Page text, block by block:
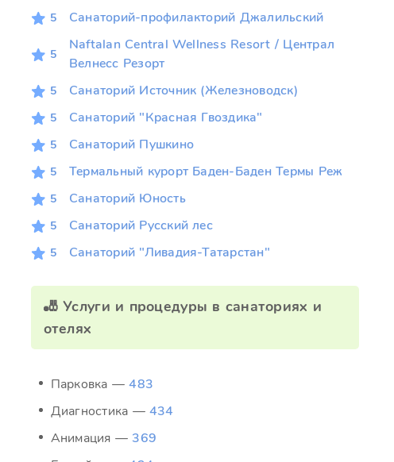
5 Санаторий-профилакторий Джалильский
5
Naftalan Central Wellness Resort / Централ
Велнесс Резорт
5 Санаторий Источник (Железноводск)
5 Санаторий "Красная Гвоздика"
5 Санаторий Пушкино
5 Термальный курорт Баден-Баден Термы Реж
5 Санаторий Юность
5 Санаторий Русский лес
5 Санаторий "Ливадия-Татарстан"
🎳 Услуги и процедуры в санаториях и
отелях
Парковка —483
Диагностика —434
Анимация — 369